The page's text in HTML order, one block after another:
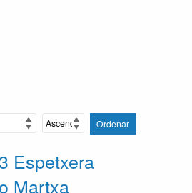
Ordenar
Espetxera
Martxa